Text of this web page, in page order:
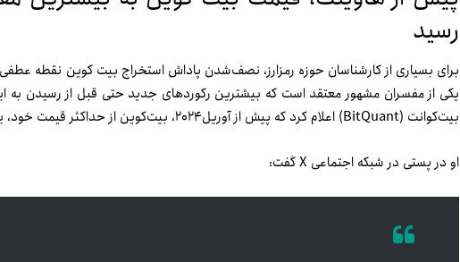
رسید
برای بسیاری از کارشناسان حوزه رمزارز، نصف‌شدن پاداش استخراج بیت کوین نقطه
بیت‌کوانت (BitQuant) اعلام کرد که پیش از آوریل‌۲۰۲۴، بیت‌کوین از حداکثر قیمت خود، یعنی ۶۹هزار دلار، عبور خواهد کرد.
او در پستی در شبکه‌ اجتماعی X گفت: